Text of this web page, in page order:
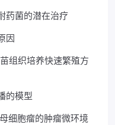
药菌的潜在治疗
因
组织培养快速繁殖方
的模型
细胞瘤的肿瘤微环境